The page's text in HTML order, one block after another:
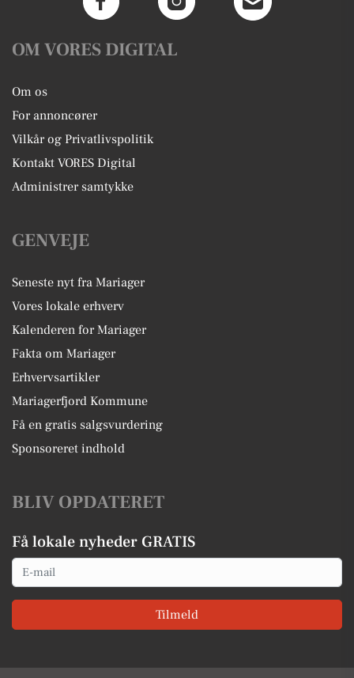
OM VORES DIGITAL
Om os
For annoncører
Vilkår og Privatlivspolitik
Kontakt VORES Digital
Administrer samtykke
GENVEJE
Seneste nyt fra Mariager
Vores lokale erhverv
Kalenderen for Mariager
Fakta om Mariager
Erhvervsartikler
Mariagerfjord Kommune
Få en gratis salgsvurdering
Sponsoreret indhold
BLIV OPDATERET
Få lokale nyheder GRATIS
Email
Tilmeld